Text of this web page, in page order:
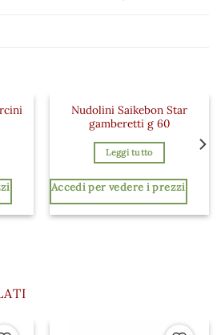
ai preferiti
Nudolini Saikebon Star
gamberetti g 60
Leggi tutto
Accedi per vedere i prezzi